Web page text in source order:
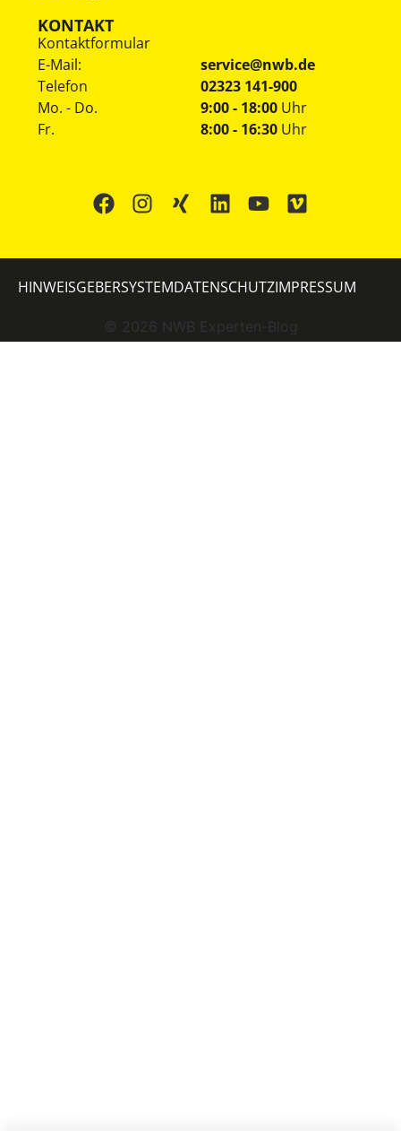
KONTAKT
Kontaktformular
E-Mail:
service@nwb.de
Telefon
02323 141-900
Mo. - Do.
Fr.
9:00 - 18:00 Uhr
8:00 - 16:30 Uhr
© 2026 NWB Experten-Blog
HINWEISGEBERSYSTEMDATENSCHUTZIMPRESSUM